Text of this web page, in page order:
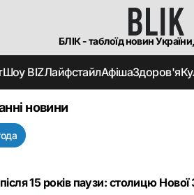
БЛІК - таблоїд новин
Шоу BIZЛайфстайлАфішаЗдоров'я
новини
15 років паузи: столицю